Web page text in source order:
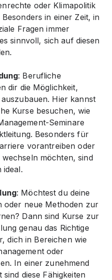
oder Klimapolitik
in einer Zeit, in
Fragen immer
sinnvoll, sich auf diesen
: Berufliche
dir die Möglichkeit,
Hier kannst
Kurse besuchen, wie
Seminare
Besonders für
vorantreiben oder
möchten, sind
ideal.
: Möchtest du deine
oder neue Methoden zur
Dann sind Kurse zur
genau das Richtige
dich in Bereichen wie
oder
In einer zunehmend
diese Fähigkeiten